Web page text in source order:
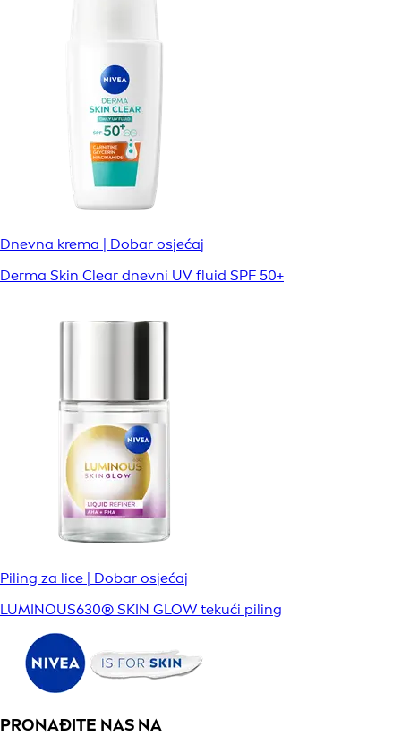
Dnevna krema | Dobar osjećaj
Derma Skin Clear dnevni UV fluid SPF 50+
Piling za lice | Dobar osjećaj
LUMINOUS630® SKIN GLOW tekući piling
PRONAĐITE NAS NA